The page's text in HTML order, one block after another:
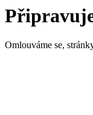
Omlouváme se,